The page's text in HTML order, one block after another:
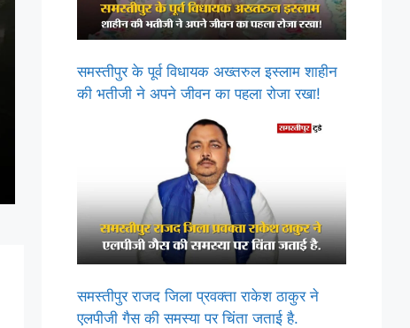
समस्तीपुर के पूर्व विधायक अख्तरुल इस्लाम शाहीन
की भतीजी ने अपने जीवन का पहला रोजा रखा!
समस्तीपुर राजद जिला प्रवक्ता राकेश ठाकुर ने
एलपीजी गैस की समस्या पर चिंता जताई है.